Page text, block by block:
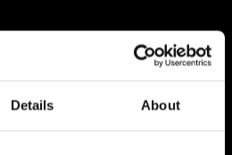
Details About